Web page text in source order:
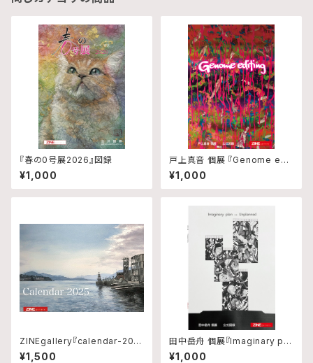
『春の0号展2026』図録
¥1,000
戸上真音 個展 『Genome edit
ing』図録
¥1,000
ZINEgallery『calendar-202
5』
¥1,500
田中岳舟 個展『Imaginary pla
n↔︎Unplanned』図録
¥1,000